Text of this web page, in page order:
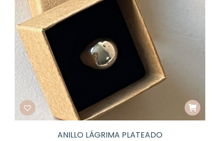
ANILLO LÁGRIMA PLATEADO